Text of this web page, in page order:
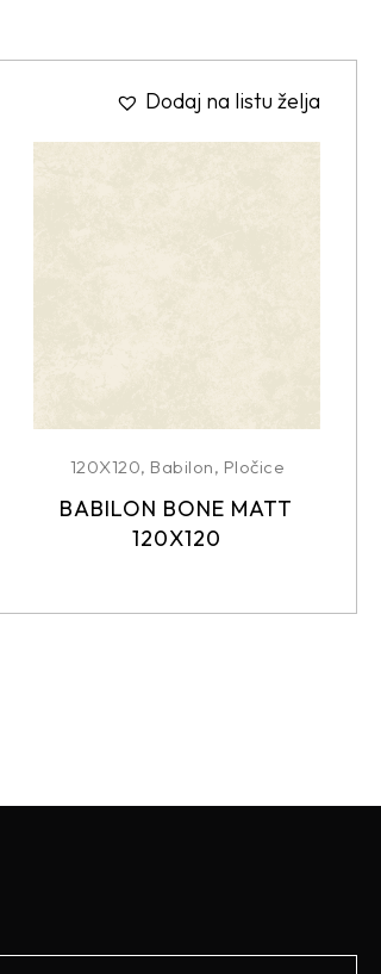
Dodaj na listu želja
120X120, Babilon, Pločice
BABILON BONE MATT
120X120